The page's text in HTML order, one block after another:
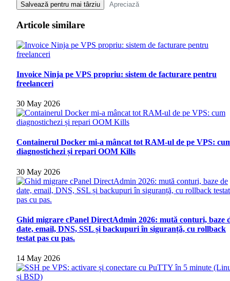
Salvează pentru mai târziu Apreciază
Articole similare
Invoice Ninja pe VPS propriu: sistem de facturare pentru
freelanceri
30 May 2026
Containerul Docker mi-a mâncat tot RAM-ul de pe VPS:
diagnostichezi și repari OOM Kills
30 May 2026
Ghid migrare cPanel DirectAdmin 2026: mută conturi, baze
date, email, DNS, SSL și backupuri în siguranță, cu rollback
testat pas cu pas.
14 May 2026